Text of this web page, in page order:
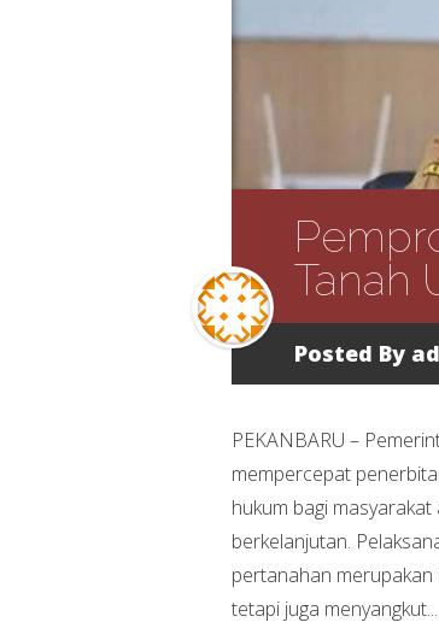
Tanah
Posted By
PEKANBARU –
mempercepat
hukum bagi
berkelanjutan.
pertanahan merupakan
tetapi juga menyangkut...